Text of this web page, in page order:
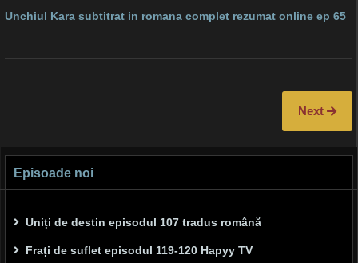
Unchiul Kara subtitrat in romana complet rezumat online ep 65
Next
Episoade noi
Uniți de destin episodul 107 tradus română
Frați de suflet episodul 119-120 Hapyy TV